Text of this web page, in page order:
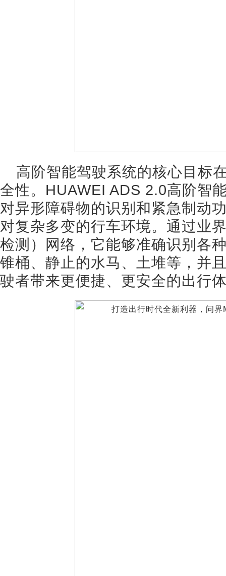
高阶智能驾驶系统的核心目标
全性。HUAWEI ADS 2.0高阶智
对异形障碍物的识别和紧急制动
对复杂多变的行车环境。通过业
检测）网络，它能够准确识别各
锥桶、静止的水马、土堆等，并
驶者带来更便捷、更安全的出行